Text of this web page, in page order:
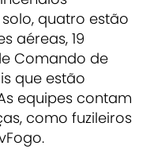
quatro estão
aéreas, 19
Comando de
que estão
equipes contam
como fuzileiros